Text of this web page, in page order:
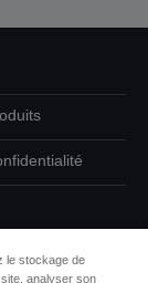
le stockage de
analyser son